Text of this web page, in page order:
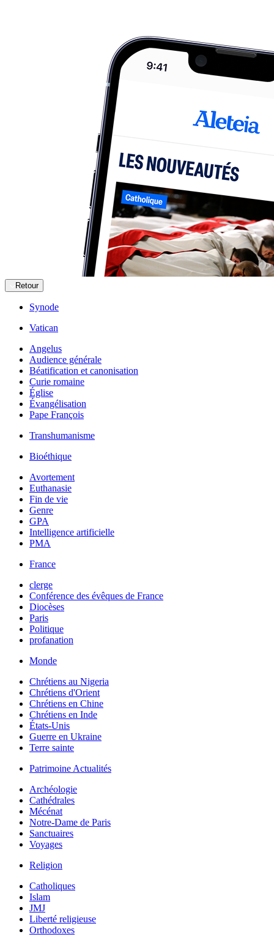
Retour
Synode
Vatican
Angelus
Audience générale
Béatification et canonisation
Curie romaine
Église
Évangélisation
Pape François
Transhumanisme
Bioéthique
Avortement
Euthanasie
Fin de vie
Genre
GPA
Intelligence artificielle
PMA
France
clerge
Conférence des évêques de France
Diocèses
Paris
Politique
profanation
Monde
Chrétiens au Nigeria
Chrétiens d'Orient
Chrétiens en Chine
Chrétiens en Inde
États-Unis
Guerre en Ukraine
Terre sainte
Patrimoine Actualités
Archéologie
Cathédrales
Mécénat
Notre-Dame de Paris
Sanctuaires
Voyages
Religion
Catholiques
Islam
JMJ
Liberté religieuse
Orthodoxes